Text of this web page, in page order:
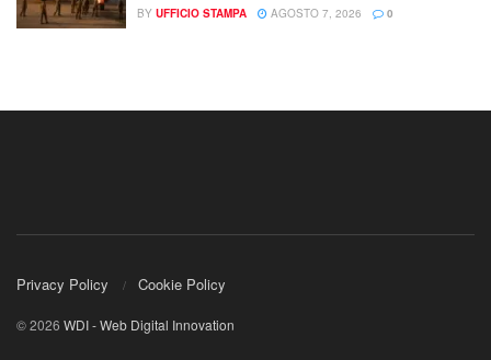
BY UFFICIO STAMPA AGOSTO 7, 2026 0
Privacy Policy Cookie Policy
© 2026 WDI - Web Digital Innovation